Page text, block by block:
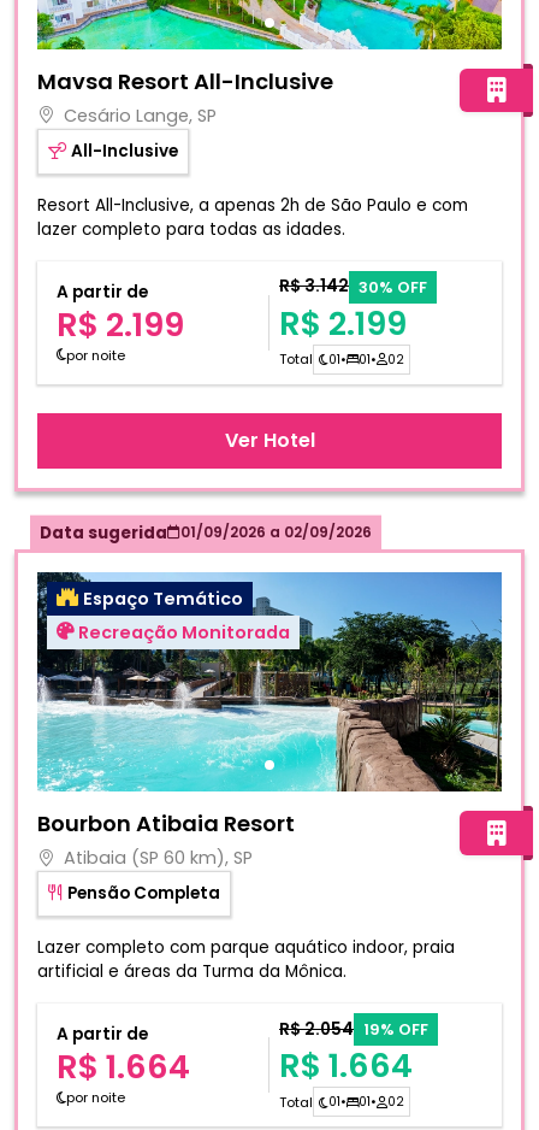
Mavsa Resort All-Inclusive
Cesário Lange, SP
All-Inclusive
Resort All-Inclusive, a apenas 2h de São Paulo e com
lazer completo para todas as idades.
A partir de
R$ 2.199
por noite
R$ 3.142 30% OFF
R$ 2.199
Total 01• 01• 02
Ver Hotel
Data sugerida 01/09/2026 a 02/09/2026
Espaço Temático
Recreação Monitorada
Bourbon Atibaia Resort
Atibaia (SP 60 km), SP
Pensão Completa
Lazer completo com parque aquático indoor, praia
artificial e áreas da Turma da Mônica.
A partir de
R$ 1.664
por noite
R$ 2.054 19% OFF
R$ 1.664
Total 01• 01• 02